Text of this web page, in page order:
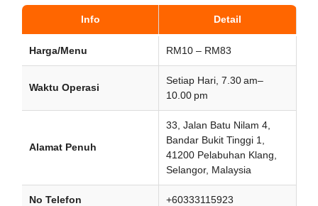
Info Detail
Harga/Menu RM10 – RM83
Waktu Operasi
Setiap Hari, 7.30 am–
10.00 pm
Alamat Penuh
33, Jalan Batu Nilam 4,
Bandar Bukit Tinggi 1,
41200 Pelabuhan Klang,
Selangor, Malaysia
No Telefon +60333115923